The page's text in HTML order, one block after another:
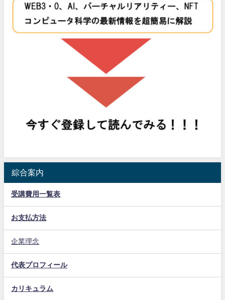
綜合案内
受講費用一覧表
お支払方法
企業理念
代表プロフィール
カリキュラム